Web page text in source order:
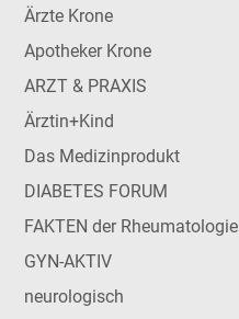
Ärzte Krone
Apotheker Krone
ARZT & PRAXIS
Ärztin+Kind
Das Medizinprodukt
DIABETES FORUM
FAKTEN der Rheumatologie
GYN-AKTIV
neurologisch